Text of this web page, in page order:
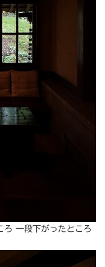
ろ 一段下がったところ